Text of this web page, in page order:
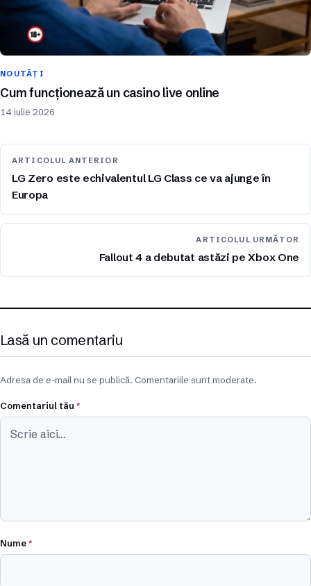
NOUTĂȚI
Cum funcționează un casino live online
14 iulie 2026
ARTICOLUL ANTERIOR
LG Zero este echivalentul LG Class ce va ajunge în
Europa
ARTICOLUL URMĂTOR
Fallout 4 a debutat astăzi pe Xbox One
Lasă un comentariu
Adresa de e-mail nu se publică. Comentariile sunt moderate.
Comentariul tău *
Nume*